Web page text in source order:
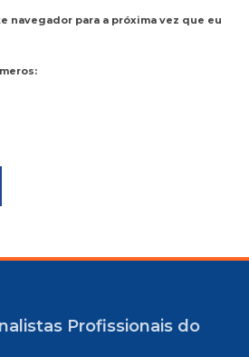
navegador para a próxima vez que eu
Profissionais do